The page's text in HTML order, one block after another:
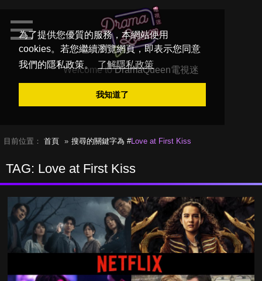
為了提供您優質的服務，本網站使用
cookies。若您繼續瀏覽網頁，即表示您同意
我們的隱私政策。
了解隱私政策
我知道了
Welcome toDramaQueen電視迷
目前位置： 首頁 搜尋的關鍵字為 #Love at First Kiss
TAG: Love at First Kiss